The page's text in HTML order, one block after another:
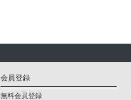
会員登録
無料会員登録